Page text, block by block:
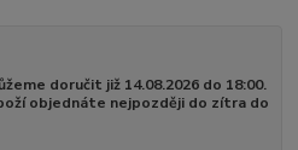
doručit již 14.08.2026 do 18:00.
objednáte nejpozději do zítra do